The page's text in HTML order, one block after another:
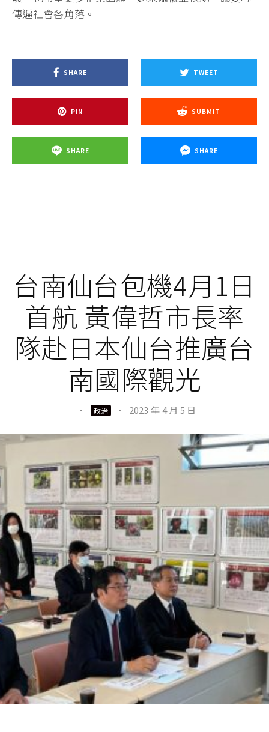
傳遍社會各角落。
SHARE TWEET
PIN SUBMIT
SHARE SHARE
台南仙台包機4月1日
首航 黃偉哲市長率
隊赴日本仙台推廣台
南國際觀光
· 政治 · 2023 年 4 月 5 日